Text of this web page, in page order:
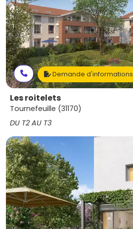
Demande d'informations
Les roitelets
Tournefeuille (31170)
DU T2 AU T3